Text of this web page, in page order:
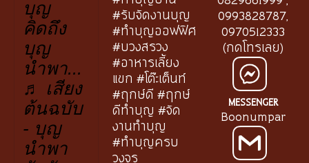
บุญ
คิดถึง
บุญ
นำพา...
♬ เสียง
ต้นฉบับ
- บุญ
นำพา
#รับจัดงานบุญ
#ทำบุญออฟฟิศ
#บวงสรวง
#อาหารเลี้ยง
แขก #โต๊ะเต็นท์
#ฤกษ์ดี #ฤกษ์
ดีทำบุญ #จัด
งานทำบุญ
#ทำบุญครบ
0993828787,
0970512333
(กดโทรเลย)
MESSENGER
Boonumpar